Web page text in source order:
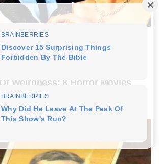
Couples We'll Never
Weirdness: 8 Horror Movies
Dies